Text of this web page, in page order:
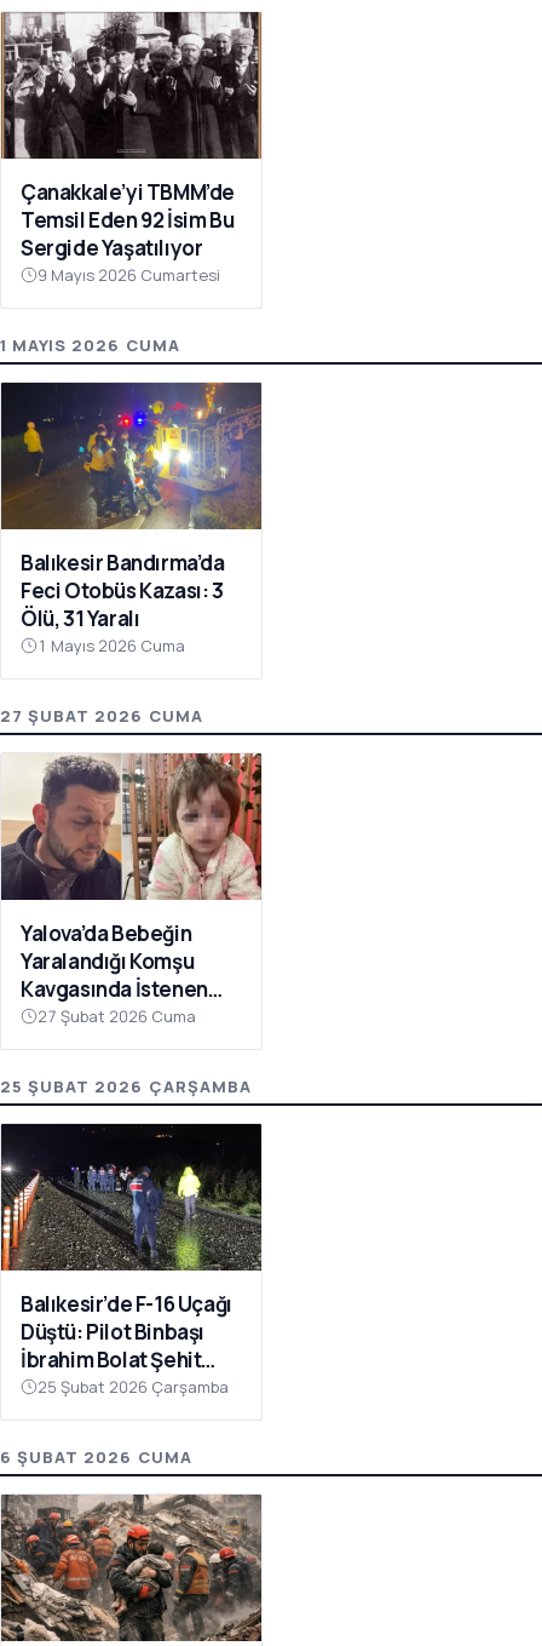
Çanakkale’yi TBMM’de
Temsil Eden 92 İsim Bu
Sergide Yaşatılıyor
9 Mayıs 2026 Cumartesi
1 MAYIS 2026 CUMA
Balıkesir Bandırma’da
Feci Otobüs Kazası: 3
Ölü, 31 Yaralı
1 Mayıs 2026 Cuma
27 ŞUBAT 2026 CUMA
Yalova’da Bebeğin
Yaralandığı Komşu
Kavgasında İstenen
Ceza Belli Oldu: Çocuk
Skuter’ı ‘Silah’ Sayıldı
27 Şubat 2026 Cuma
25 ŞUBAT 2026 ÇARŞAMBA
Balıkesir’de F-16 Uçağı
Düştü: Pilot Binbaşı
İbrahim Bolat Şehit
Oldu
25 Şubat 2026 Çarşamba
6 ŞUBAT 2026 CUMA